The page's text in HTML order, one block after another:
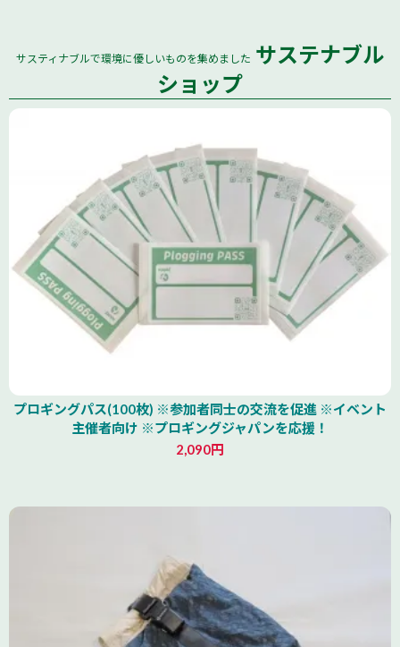
サスティナブルで環境に優しいものを集めました サステナブル
ショップ
プロギングパス(100枚) ※参加者同士の交流を促進 ※イベント
主催者向け ※プロギングジャパンを応援！
2,090円